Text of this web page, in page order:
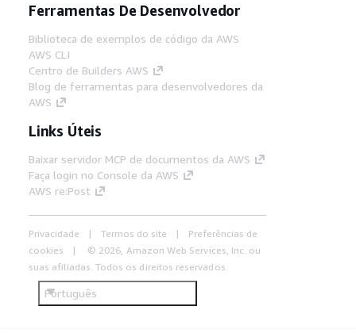
Ferramentas De Desenvolvedor
Biblioteca de exemplos de código da AWS
AWS CLI
Centro de Builders AWS
Blog de ferramentas para desenvolvedores da
AWS
Links Úteis
Baixar servidor MCP de documentos da AWS
Faça login no Console da AWS
AWS re:Post
Privacidade Termos do site
Preferências de
cookies
© 2026, Amazon Web Services, Inc. ou
suas afiliadas. Todos os direitos reservados.
Português